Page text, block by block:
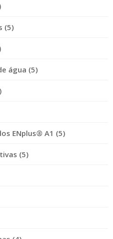
(5)
água (5)
ENplus® A1 (5)
(5)